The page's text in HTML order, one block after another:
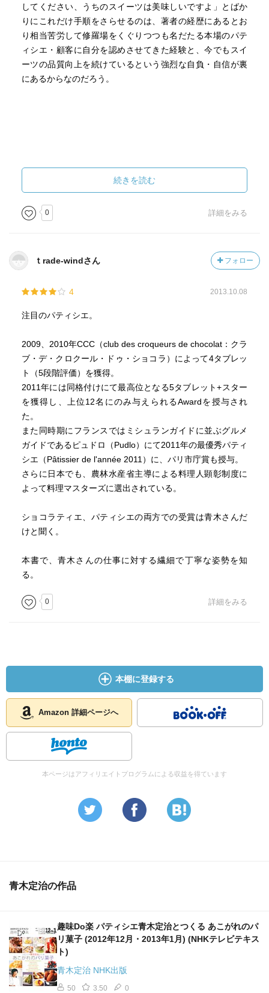
してください、うちのスイーツは美味しいですよ」とばか
りにこれだけ手順をさらせるのは、著者の経歴にあるとお
り相当苦労して修羅場をくぐりつつも名だたる本場のパテ
ィシエ・顧客に自分を認めさせてきた経験と、今でもスイ
ーツの品質向上を続けているという強烈な自負・自信が裏
にあるからなのだろう。
続きを読む
0 詳細をみる
ｔrade-windさん フォロー
4 2013.10.08
注目のパティシエ。
2009、2010年CCC（club des croqueurs de chocolat：クラ
ブ・デ・クロクール・ドゥ・ショコラ）によって4タブレッ
ト（5段階評価）を獲得。
2011年には同格付けにて最高位となる5タブレット+スター
を獲得し、上位12名にのみ与えられるAwardを授与され
た。
また同時期にフランスではミシュランガイドに並ぶグルメ
ガイドであるピュドロ（Pudlo）にて2011年の最優秀パティ
シエ（Pâtissier de l'année 2011）に、パリ市庁賞も授与。
さらに日本でも、農林水産省主導による料理人顕彰制度に
よって料理マスターズに選出されている。
ショコラティエ、パティシエの両方での受賞は青木さんだ
けと聞く。
本書で、青木さんの仕事に対する繊細で丁寧な姿勢を知
る。
0 詳細をみる
本棚に登録する
Amazon 詳細ページへ
本ページはアフィリエイトプログラムによる収益を得ています
青木定治の作品
趣味Do楽 パティシエ青木定治とつくる あこがれのパ
リ菓子 (2012年12月・2013年1月) (NHKテレビテキス
ト)
青木定治 NHK出版
50 3.50 0